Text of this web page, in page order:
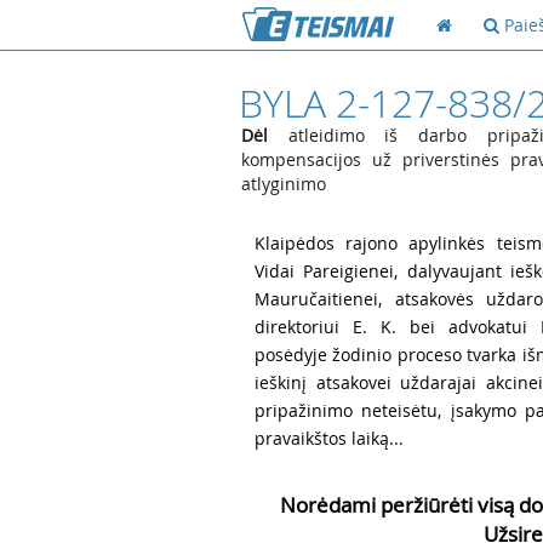
BYLA 2-127-838/
Dėl atleidimo iš darbo
kompensacijos už priverstinės
atlyginimo
Klaipėdos rajono apylinkės
Vidai Pareigienei, dalyvaujant
Mauručaitienei, atsakovės
direktoriui E. K. bei advokatui
posėdyje žodinio proceso tvarka
ieškinį atsakovei uždarajai
pripažinimo neteisėtu, įsakymo
pravaikštos laiką...
Norėdami peržiūrėti visą